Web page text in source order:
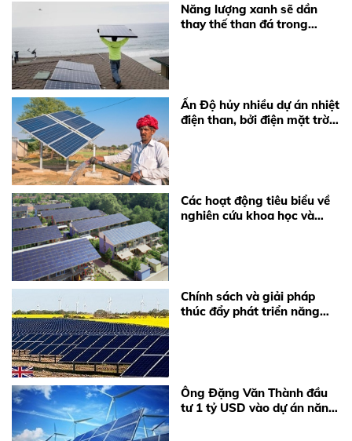
Năng lượng xanh sẽ dần
thay thế than đá trong
Ấn Độ hủy nhiều dự án nhiệt
điện than, bởi điện mặt trời
Các hoạt động tiêu biểu về
nghiên cứu khoa học và
Chính sách và giải pháp
thúc đẩy phát triển năng
Ông Đặng Văn Thành đầu
tư 1 tỷ USD vào dự án năng